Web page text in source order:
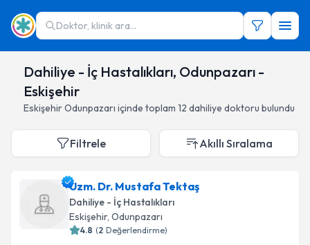
Doktor, klinik ara...
Dahiliye - İç Hastalıkları, Odunpazarı -
Eskişehir
EskişehirOdunpazarı içinde toplam 12 dahiliye doktoru bulundu
Filtrele Akıllı Sıralama
Uzm. Dr. Mustafa Tektaş
Dahiliye - İç Hastalıkları
Eskişehir, Odunpazarı
4.8 (2 Değerlendirme)